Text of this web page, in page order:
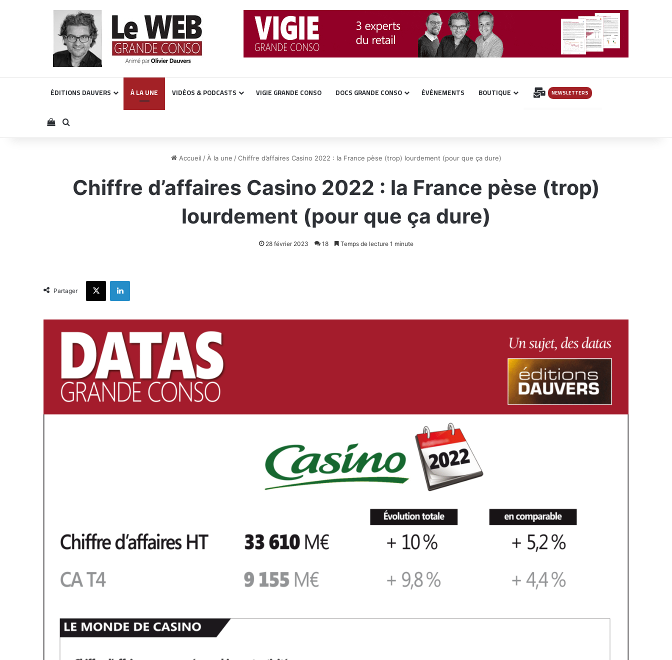
ÉDITIONS DAUVERS À LA UNE VIDÉOS & PODCASTS VIGIE GRANDE CONSO DOCS GRANDE CONSO ÉVÉNEMENTS BOUTIQUE INSCRIPTION
NEWSLETTERS
Voir votre panier
Rechercher
Accueil / À la une / Chiffre d’affaires Casino 2022 : la France pèse (trop) lourdement (pour que ça dure)
Chiffre d’affaires Casino 2022 : la France pèse (trop)
lourdement (pour que ça dure)
28 février 2023 18 Temps de lecture 1 minute
Partager
X Linkedin